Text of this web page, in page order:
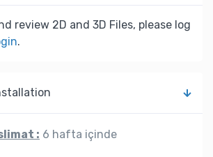
review 2D and 3D Files, please log
.
: 6 hafta içinde